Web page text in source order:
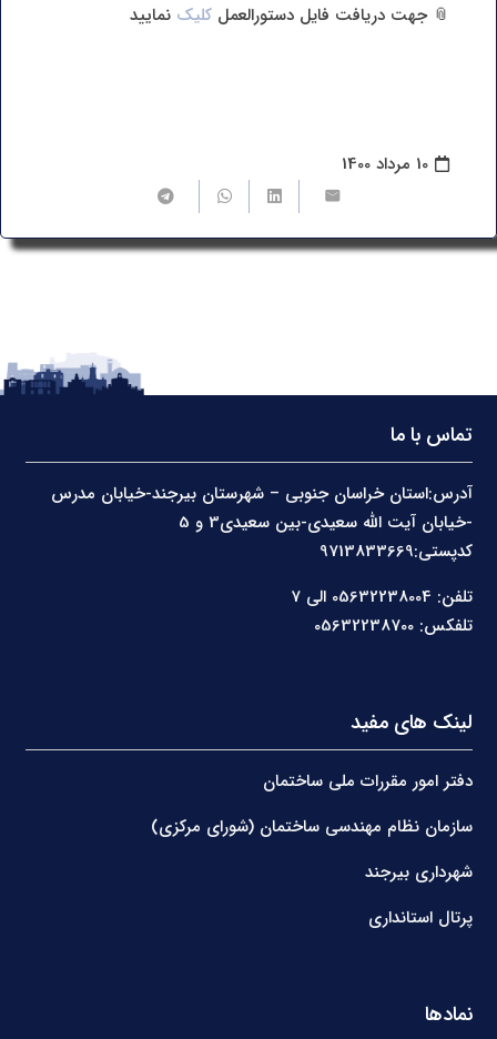
📎 جهت دریافت فایل دستورالعملکلیک نمایید
10 مرداد 1400
تماس با ما
آدرس:استان خراسان جنوبی – شهرستان بیرجند-خیابان مدرس
کدپستی:9713833669
تلفن: 05632238004 الی 7
تلفکس: 05632238700
لینک های مفید
دفتر امور مقررات ملی ساختمان
سازمان نظام مهندسی ساختمان (شورای مرکزی)
شهرداری بیرجند
پرتال استانداری
نمادها